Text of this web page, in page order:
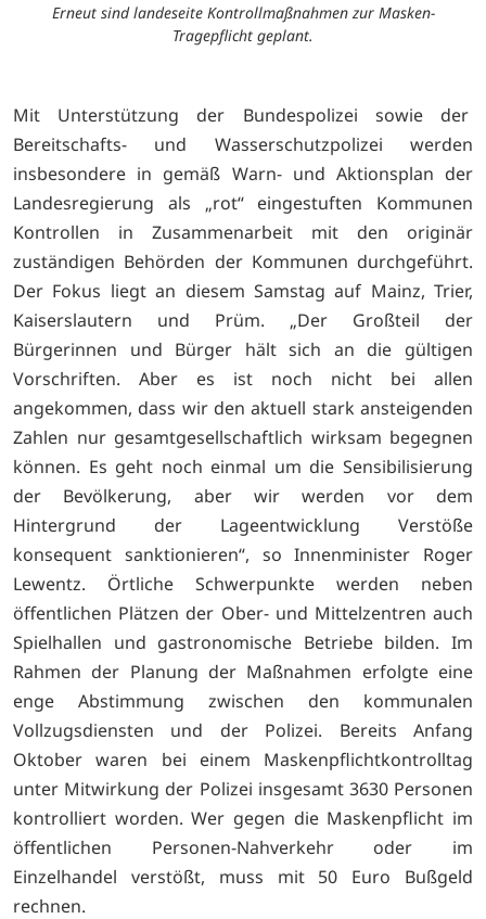
Erneut sind landeseite Kontrollmaßnahmen zur Masken-
Tragepflicht geplant.
Mit Unterstützung der Bundespolizei sowie der
Bereitschafts- und Wasserschutzpolizei werden
insbesondere in gemäß Warn- und Aktionsplan der
Landesregierung als „rot“ eingestuften Kommunen
Kontrollen in Zusammenarbeit mit den originär
zuständigen Behörden der Kommunen durchgeführt.
Der Fokus liegt an diesem Samstag auf Mainz, Trier,
Kaiserslautern und Prüm. „Der Großteil der
Bürgerinnen und Bürger hält sich an die gültigen
Vorschriften. Aber es ist noch nicht bei allen
angekommen, dass wir den aktuell stark ansteigenden
Zahlen nur gesamtgesellschaftlich wirksam begegnen
können. Es geht noch einmal um die Sensibilisierung
der Bevölkerung, aber wir werden vor dem
Hintergrund der Lageentwicklung Verstöße
konsequent sanktionieren“, so Innenminister Roger
Lewentz. Örtliche Schwerpunkte werden neben
öffentlichen Plätzen der Ober- und Mittelzentren auch
Spielhallen und gastronomische Betriebe bilden. Im
Rahmen der Planung der Maßnahmen erfolgte eine
enge Abstimmung zwischen den kommunalen
Vollzugsdiensten und der Polizei. Bereits Anfang
Oktober waren bei einem Maskenpflichtkontrolltag
unter Mitwirkung der Polizei insgesamt 3630 Personen
kontrolliert worden. Wer gegen die Maskenpflicht im
öffentlichen Personen-Nahverkehr oder im
Einzelhandel verstößt, muss mit 50 Euro Bußgeld
rechnen.